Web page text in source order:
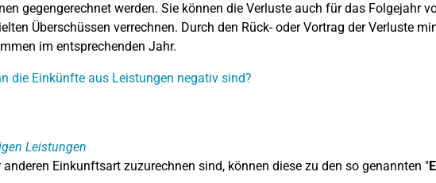
gegengerechnet werden. Sie können die Verluste auch für das Folgejahr
Überschüssen verrechnen. Durch den Rück- oder Vortrag der Verluste
im entsprechenden Jahr.
die Einkünfte aus Leistungen negativ sind?
Leistungen
Einkunftsart zuzurechnen sind, können diese zu den so genannten "